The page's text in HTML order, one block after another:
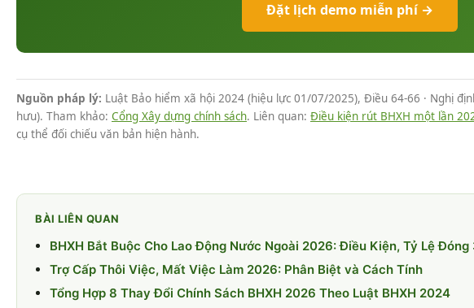
Đặt lịch demo miễn phí →
Nguồn pháp lý: Luật Bảo hiểm xã hội 2024 (hiệu lực 01/07/2025), Điều 64-66 · Nghị
hưu). Tham khảo: Cổng Xây dựng chính sách. Liên quan: Điều kiện rút BHXH một lần
cụ thể đối chiếu văn bản hiện hành.
BÀI LIÊN QUAN
BHXH Bắt Buộc Cho Lao Động Nước Ngoài 2026: Điều Kiện, Tỷ Lệ Đóng
Trợ Cấp Thôi Việc, Mất Việc Làm 2026: Phân Biệt và Cách Tính
Tổng Hợp 8 Thay Đổi Chính Sách BHXH 2026 Theo Luật BHXH 2024